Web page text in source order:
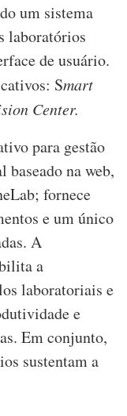
um sistema
laboratórios
de usuário.
Smart
Center.
para gestão
na web,
fornece
e um único
A
a
laboratoriais e
e
Em conjunto,
sustentam a